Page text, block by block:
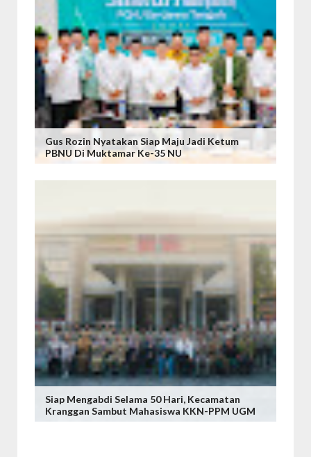
Gus Rozin Nyatakan Siap Maju Jadi Ketum
PBNU Di Muktamar Ke-35 NU
Siap Mengabdi Selama 50 Hari, Kecamatan
Kranggan Sambut Mahasiswa KKN-PPM UGM